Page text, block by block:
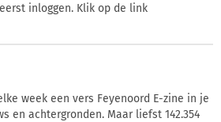
inloggen. Klik op de link
week een vers Feyenoord E-zine in je
en achtergronden. Maar liefst 142.354